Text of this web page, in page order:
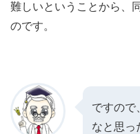
難しいということから、
のです。
ですので
なと思っ